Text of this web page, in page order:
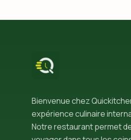
Bienvenue chez
expérience culinaire
Notre restaurant permet